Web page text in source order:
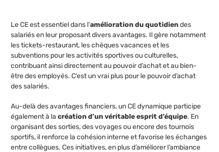
Le CE est essentiel dans l’amélioration du quotidiendes
salariés en leur proposant divers avantages. Il gère notamment
les tickets-restaurant, les chèques vacances et les
subventions pour les activités sportives ou culturelles,
contribuant ainsi directement au pouvoir d’achat et au bien-
être des employés. C’est un vrai plus pour le pouvoir d’achat
des salariés.
Au-delà des avantages financiers, un CE dynamique participe
également à lacréation d’un véritable esprit d’équipe. En
organisant des sorties, des voyages ou encore des tournois
sportifs, il renforce la cohésion interne et favorise les échanges
entre collègues. Ces initiatives, en plus d’améliorer l’ambiance